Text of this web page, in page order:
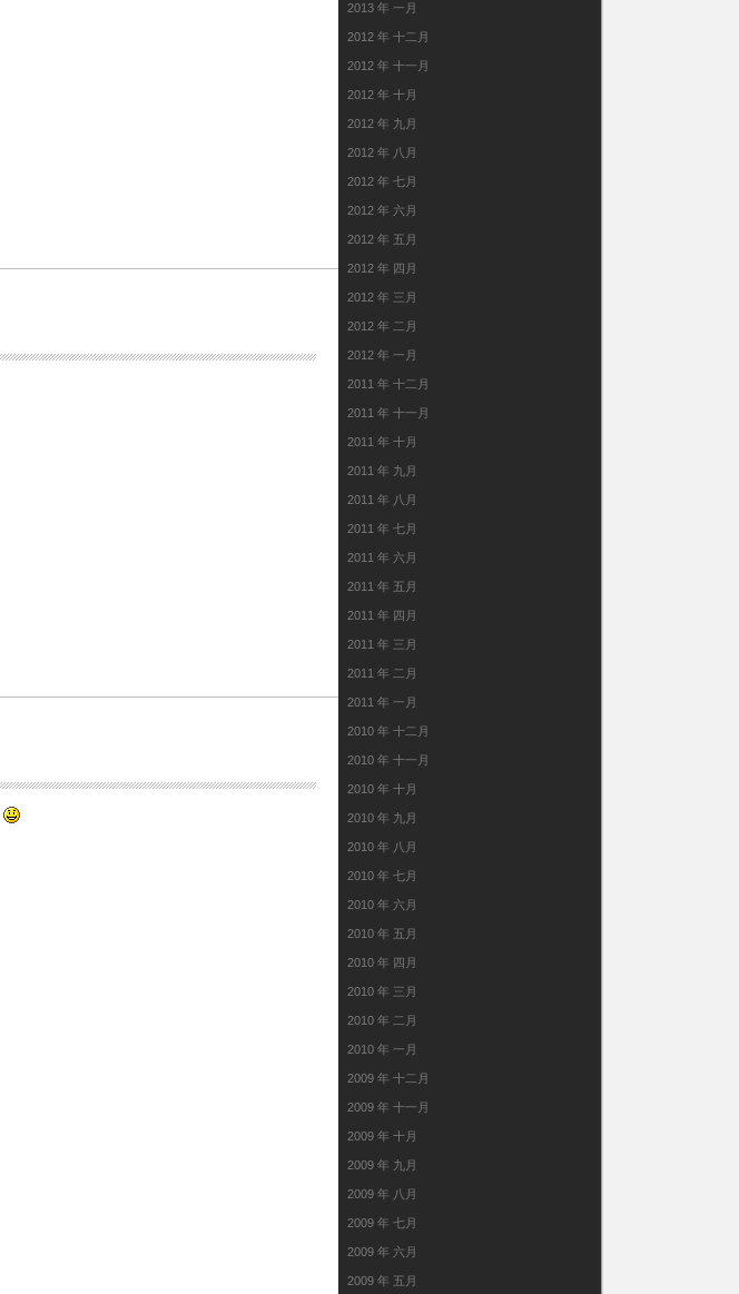
2013 年 一月
2012 年 十二月
2012 年 十一月
2012 年 十月
2012 年 九月
2012 年 八月
2012 年 七月
2012 年 六月
2012 年 五月
2012 年 四月
2012 年 三月
2012 年 二月
2012 年 一月
2011 年 十二月
2011 年 十一月
2011 年 十月
2011 年 九月
2011 年 八月
2011 年 七月
2011 年 六月
2011 年 五月
2011 年 四月
2011 年 三月
2011 年 二月
2011 年 一月
2010 年 十二月
2010 年 十一月
2010 年 十月
2010 年 九月
2010 年 八月
2010 年 七月
2010 年 六月
2010 年 五月
2010 年 四月
2010 年 三月
2010 年 二月
2010 年 一月
2009 年 十二月
2009 年 十一月
2009 年 十月
2009 年 九月
2009 年 八月
2009 年 七月
2009 年 六月
2009 年 五月